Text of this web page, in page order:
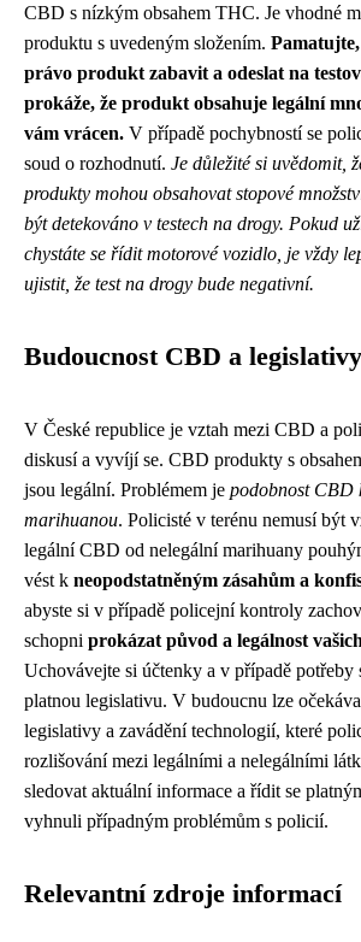
CBD s nízkým obsahem THC. Je vhodné
produktu s uvedeným složením.
právo produkt zabavit a odeslat na
prokáže, že produkt obsahuje legální
vám vrácen. V případě pochybností se
soud o rozhodnutí. Je důležité si uvědomit,
produkty mohou obsahovat stopové
být detekováno v testech na drogy. Pokud
chystáte se řídit motorové vozidlo, je vždy
ujistit, že test na drogy bude negativní.
Budoucnost CBD a legislativy
V České republice je vztah mezi CBD a
diskusí a vyvíjí se. CBD produkty s
jsou legální. Problémem je podobnost CBD
marihuanou. Policisté v terénu nemusí být
legální CBD od nelegální marihuany
vést k neopodstatněným zásahům a
abyste si v případě policejní kontroly
schopni prokázat původ a legálnost
Uchovávejte si účtenky a v případě potřeby
platnou legislativu. V budoucnu lze
legislativy a zavádění technologií, které
rozlišování mezi legálními a nelegálními
sledovat aktuální informace a řídit se
vyhnuli případným problémům s policií.
Relevantní zdroje informací